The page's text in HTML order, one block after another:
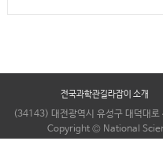
전국과학관길라잡이 소개
(34143) 대전광역시 유성구 대덕
Copyright © National